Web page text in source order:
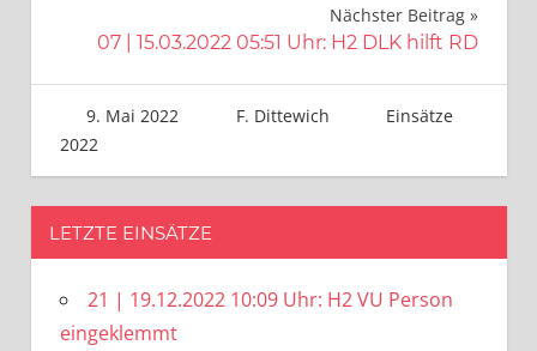
Nächster Beitrag
07 | 15.03.2022 05:51 Uhr: H2 DLK hilft RD
9. Mai 2022 F. Dittewich
Einsätze
2022
LETZTE EINSÄTZE
21 | 19.12.2022 10:09 Uhr: H2 VU Person
eingeklemmt